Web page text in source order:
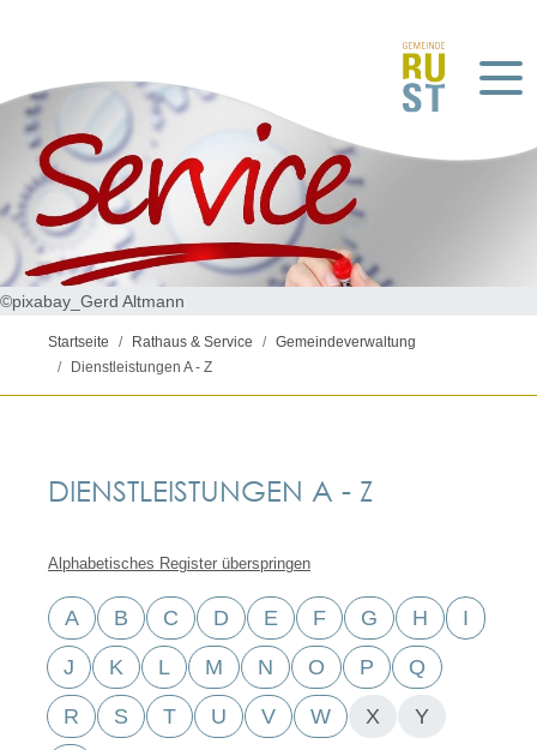
©pixabay_Gerd Altmann
Startseite Rathaus & Service
Gemeindeverwaltung
Dienstleistungen A - Z
DIENSTLEISTUNGEN A - Z
Alphabetisches Register überspringen
A B C D E F G H I
J K L M N O P Q
R S T U V W X Y